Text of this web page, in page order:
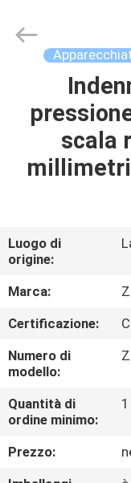
PRODOTTI
CIRCA
NOI
GIRO
DELLA
FABBRICA
CONTROLLO
DI
Instrument
Technology
scala
Luogo di
origine:
Marca:
Certificazione:
Numero di
modello:
Quantità di
ordine minimo:
Prezzo: